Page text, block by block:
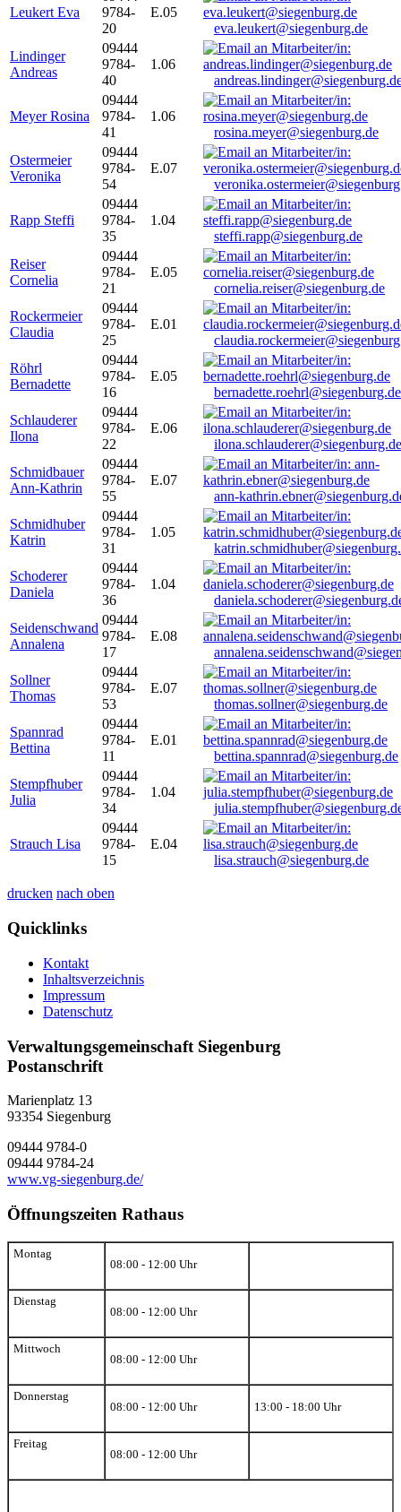
Leukert Eva
9784-
20
E.05
eva.leukert@siegenburg.de
Lindinger
Andreas
09444
9784-
40
1.06
Meyer Rosina
09444
9784-
41
1.06
rosina.meyer@siegenburg.de
Ostermeier
Veronika
09444
9784-
54
E.07
Rapp Steffi
09444
9784-
35
1.04
steffi.rapp@siegenburg.de
Reiser
Cornelia
09444
9784-
21
E.05
cornelia.reiser@siegenburg.de
Rockermeier
Claudia
09444
9784-
25
E.01
Röhrl
Bernadette
09444
9784-
16
E.05
bernadette.roehrl@siegenburg.de
Schlauderer
Ilona
09444
9784-
22
E.06
ilona.schlauderer@siegenburg.de
Schmidbauer
Ann-Kathrin
09444
9784-
55
E.07
ann-
Schmidhuber
Katrin
09444
9784-
31
1.05
Schoderer
Daniela
09444
9784-
36
1.04
Seidenschwand
Annalena
09444
9784-
17
E.08
Sollner
Thomas
09444
9784-
53
E.07
thomas.sollner@siegenburg.de
Spannrad
Bettina
09444
9784-
11
E.01
bettina.spannrad@siegenburg.de
Stempfhuber
Julia
09444
9784-
34
1.04
Strauch Lisa
09444
9784-
15
E.04
lisa.strauch@siegenburg.de
drucken nach oben
Quicklinks
Kontakt
Inhaltsverzeichnis
Impressum
Datenschutz
Verwaltungsgemeinschaft Siegenburg
Postanschrift
Marienplatz 13
93354 Siegenburg
09444 9784-0
09444 9784-24
www.vg-siegenburg.de/
Öffnungszeiten Rathaus
Montag
08:00 - 12:00 Uhr
Dienstag
08:00 - 12:00 Uhr
Mittwoch
08:00 - 12:00 Uhr
Donnerstag
08:00 - 12:00 Uhr
13:00 - 18:00 Uhr
Freitag
08:00 - 12:00 Uhr